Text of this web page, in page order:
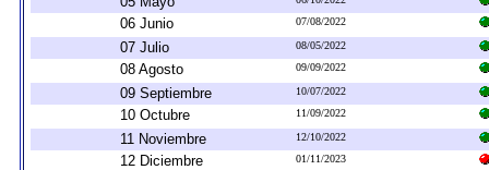
06 Junio 07/08/2022
07 Julio 08/05/2022
08 Agosto 09/09/2022
09 Septiembre 10/07/2022
10 Octubre 11/09/2022
11 Noviembre 12/10/2022
12 Diciembre 01/11/2023